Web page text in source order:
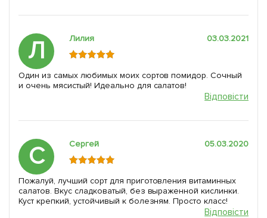
Л Лилия 03.03.2021
Один из самых любимых моих сортов помидор. Сочный
и очень мясистый! Идеально для салатов!
Відповісти
С Сергей 05.03.2020
Пожалуй, лучший сорт для приготовления витаминных
салатов. Вкус сладковатый, без выраженной кислинки.
Куст крепкий, устойчивый к болезням. Просто класс!
Відповісти